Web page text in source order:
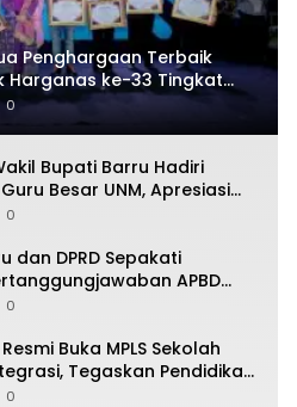
Penghargaan Terbaik
Harganas ke-33 Tingkat
0
Bupati Barru Hadiri
Besar UNM, Apresiasi
Kamaruddin Hasan
0
dan DPRD Sepakati
APBD
Komitmen Tata Kelola dan
0
Buka MPLS Sekolah
Tegaskan Pendidikan
Generasi
0